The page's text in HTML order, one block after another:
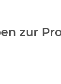
zur